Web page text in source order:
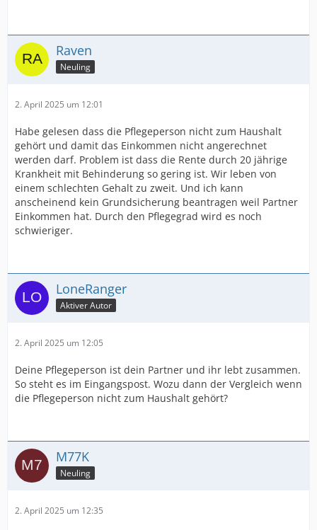
Raven
Neuling
2. April 2025 um 12:01
Habe gelesen dass die Pflegeperson nicht zum Haushalt
gehört und damit das Einkommen nicht angerechnet
werden darf. Problem ist dass die Rente durch 20 jährige
Krankheit mit Behinderung so gering ist. Wir leben von
einem schlechten Gehalt zu zweit. Und ich kann
anscheinend kein Grundsicherung beantragen weil Partner
Einkommen hat. Durch den Pflegegrad wird es noch
schwieriger.
LoneRanger
Aktiver Autor
2. April 2025 um 12:05
Deine Pflegeperson ist dein Partner und ihr lebt zusammen.
So steht es im Eingangspost. Wozu dann der Vergleich wenn
die Pflegeperson nicht zum Haushalt gehört?
M77K
Neuling
2. April 2025 um 12:35